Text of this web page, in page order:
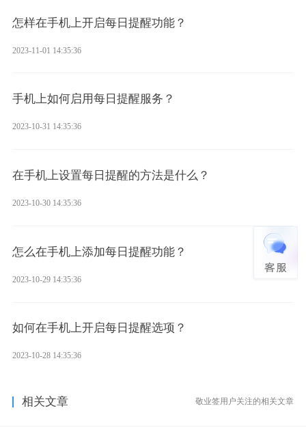
怎样在手机上开启每日提醒功能？
2023-11-01 14:35:36
手机上如何启用每日提醒服务？
2023-10-31 14:35:36
在手机上设置每日提醒的方法是什么？
2023-10-30 14:35:36
怎么在手机上添加每日提醒功能？
2023-10-29 14:35:36
如何在手机上开启每日提醒选项？
2023-10-28 14:35:36
相关文章 敬业签用户关注的相关文章